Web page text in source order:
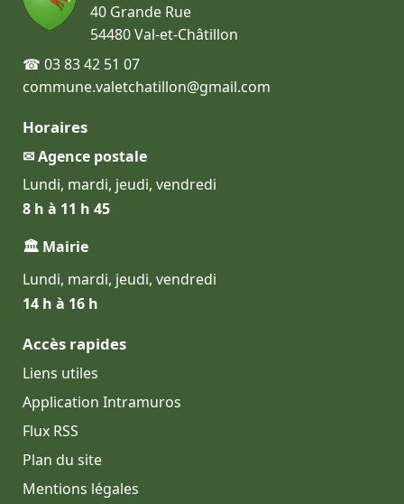
40 Grande Rue
54480 Val-et-Châtillon
☎ 03 83 42 51 07
commune.valetchatillon@gmail.com
Horaires
✉ Agence postale
Lundi, mardi, jeudi, vendredi
8 h à 11 h 45
🏛 Mairie
Lundi, mardi, jeudi, vendredi
14 h à 16 h
Accès rapides
Liens utiles
Application Intramuros
Flux RSS
Plan du site
Mentions légales